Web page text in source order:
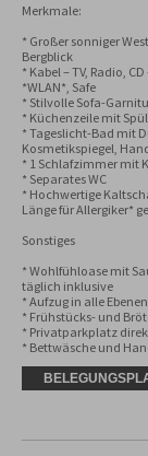
Merkmale:
* Großer sonniger
Bergblick
* Kabel – TV, Radio,
*WLAN*, Safe
* Stilvolle Sofa-
* Küchenzeile mit
* Tageslicht-Bad mit
Kosmetikspiegel,
* 1 Schlafzimmer mit
* Separates WC
* Hochwertige
Länge für Allergiker*
Sonstiges
* Wohlfühloase mit
täglich inklusive
* Aufzug in alle Ebenen
* Frühstücks- und
* Privatparkplatz
* Bettwäsche und